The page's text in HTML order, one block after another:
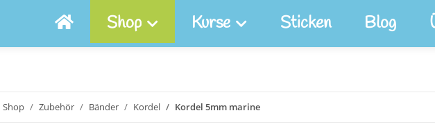
Shop Kurse Sticken Blog
Shop Zubehör Bänder Kordel Kordel 5mm marine